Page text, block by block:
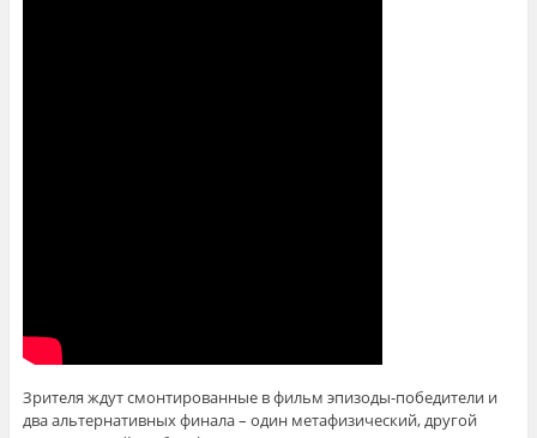
Зрителя ждут смонтированные в фильм эпизоды-победители и
два альтернативных финала – один метафизический, другой